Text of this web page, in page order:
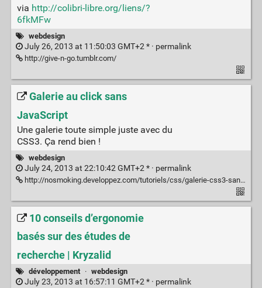
via http://colibri-libre.org/liens/?
6fkMFw
webdesign
July 26, 2013 at 11:50:03 GMT+2 * · permalink
http://give-n-go.tumblr.com/
Galerie au click sans
JavaScript
Une galerie toute simple juste avec du
CSS3. Ça rend bien !
webdesign
July 24, 2013 at 22:10:42 GMT+2 * · permalink
http://nosmoking.developpez.com/tutoriels/css/galerie-css3-sans-javascript/
10 conseils d’ergonomie
basés sur des études de
recherche | Kryzalid
développement · webdesign
July 23, 2013 at 16:57:11 GMT+2 * · permalink